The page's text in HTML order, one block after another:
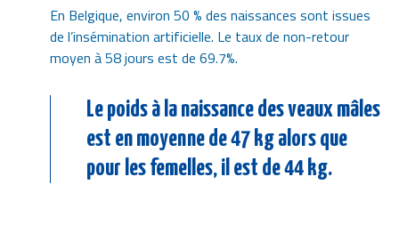
En Belgique, environ 50 % des naissances sont issues
de l’insémination artificielle. Le taux de non-retour
moyen à 58 jours est de 69.7%.
Le poids à la naissance des veaux mâles
est en moyenne de 47 kg alors que
pour les femelles, il est de 44 kg.